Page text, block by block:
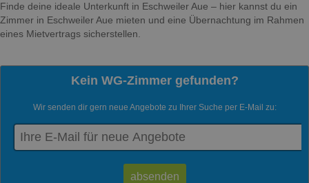
Finde deine ideale Unterkunft in Eschweiler Aue – hier kannst du ein
Zimmer in Eschweiler Aue mieten und eine Übernachtung im Rahmen
eines Mietvertrags sicherstellen.
Kein WG-Zimmer gefunden?
Wir senden dir gern neue Angebote zu Ihrer Suche per E-Mail zu: